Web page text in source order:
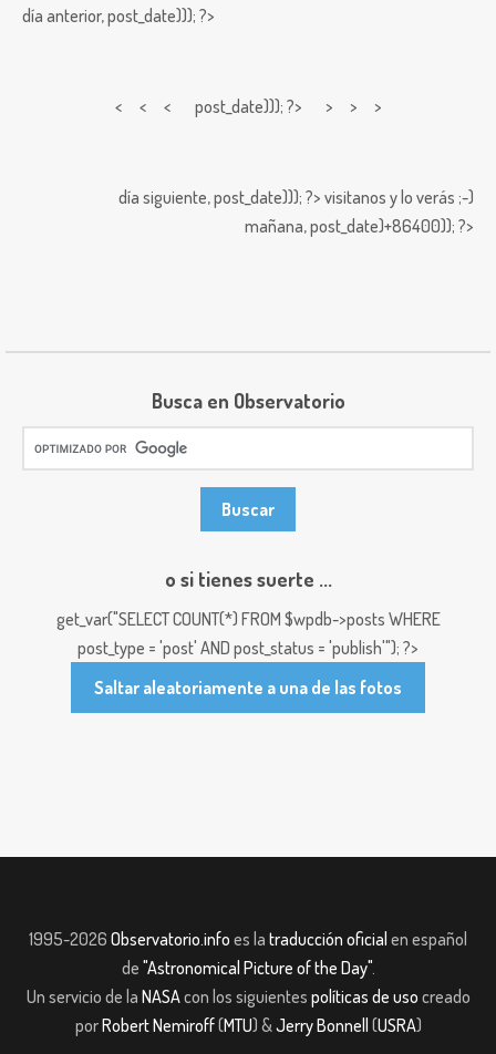
día anterior,post_date))); ?>
< < < post_date))); ?> > > >
día siguiente,post_date))); ?> visitanos y lo verás ;-)
mañana,post_date)+86400)); ?>
Busca en Observatorio
o si tienes suerte ...
get_var("SELECT COUNT(*) FROM $wpdb->posts WHERE
post_type = 'post' AND post_status = 'publish'"); ?>
Saltar aleatoriamente a una de las fotos
1995-2026 Observatorio.info es la traducción oficial en español
de "Astronomical Picture of the Day".
Un servicio de la NASAcon los siguientes políticas de uso creado
porRobert Nemiroff(MTU) &Jerry Bonnell (USRA)